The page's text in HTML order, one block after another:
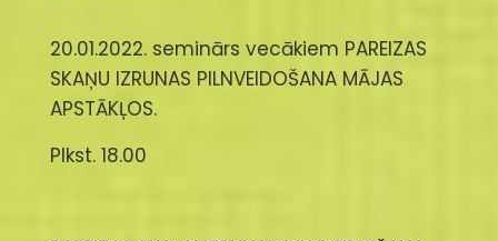
20.01.2022. seminārs vecākiem PAREIZAS
SKAŅU IZRUNAS PILNVEIDOŠANA MĀJAS
APSTĀKĻOS.
Plkst. 18.00